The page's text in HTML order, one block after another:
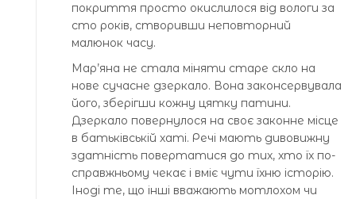
покриття просто окислилося від вологи за
сто років, створивши неповторний
малюнок часу.
Мар’яна не стала міняти старе скло на
нове сучасне дзеркало. Вона законсервувала
його, зберігши кожну цятку патини.
Дзеркало повернулося на своє законне місце
в батьківській хаті. Речі мають дивовижну
здатність повертатися до тих, хто їх по-
справжньому чекає і вміє чути їхню історію.
Іноді те, що інші вважають мотлохом чи